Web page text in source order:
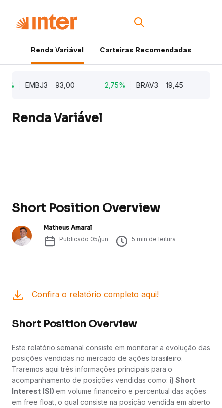
Renda Variável Carteiras Recomendadas
EMBJ3 93,00 2,75% BRAV3 19,45
Renda Variável
Short Position Overview
Matheus Amaral
Publicado 05/jun 5 min de leitura
Confira o relatório completo aqui!
Short Position Overview
Este relatório semanal consiste em monitorar a evolução das
posições vendidas no mercado de ações brasileiro.
Traremos aqui três informações principais para o
acompanhamento de posições vendidas como: i) Short
Interest (SI) em volume financeiro e percentual das ações
em free float, o qual consiste na posição vendida em aberto